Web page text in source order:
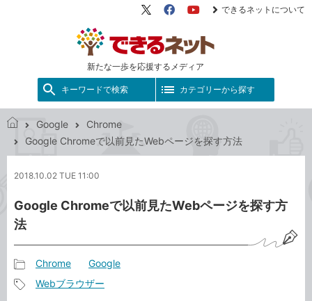
新たな一歩を応援するメディア
X（旧
FacebookYouTube
できるネットについて
キーワードで検索 カテゴリーから探す
で
ネ
ト
Google
Chrome
Google Chromeで以前見たWebページを探す方法
2018.10.02 TUE 11:00
Google Chromeで以前見たWebページを探す方
法
事
Chrome Google
Webブラウザー